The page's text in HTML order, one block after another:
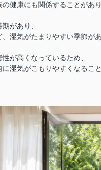
の健康にも関係することがあり
があり、
湿気がたまりやすい季節があ
が高くなっているため、
湿気がこもりやすくなること